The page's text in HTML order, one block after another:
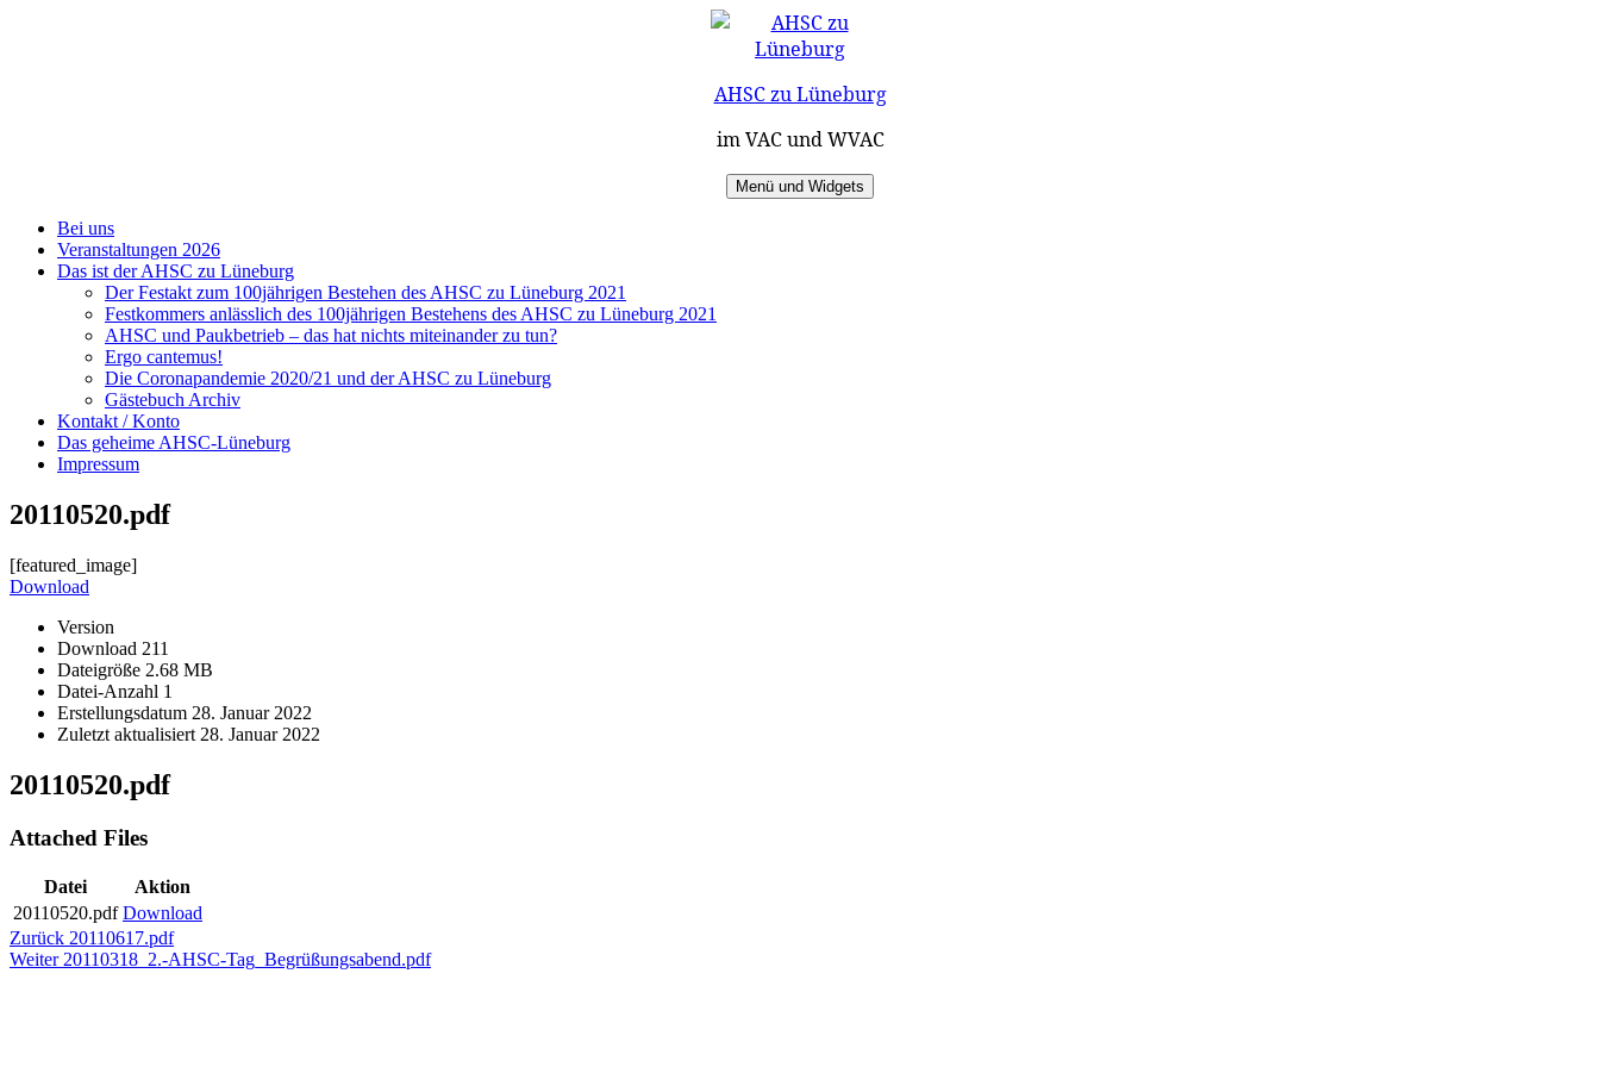
AHSC zu Lüneburg
im VAC und WVAC
Menü und Widgets
Bei uns
Veranstaltungen 2026
Das ist der AHSC zu Lüneburg
Der Festakt zum 100jährigen Bestehen des AHSC zu Lüneburg 2021
Festkommers anlässlich des 100jährigen Bestehens des AHSC zu Lüneburg 2021
AHSC und Paukbetrieb – das hat nichts miteinander zu tun?
Ergo cantemus!
Die Coronapandemie 2020/21 und der AHSC zu Lüneburg
Gästebuch Archiv
Kontakt / Konto
Das geheime AHSC-Lüneburg
Impressum
20110520.pdf
[featured_image]
Download
Version
Download 211
Dateigröße 2.68 MB
Datei-Anzahl 1
Erstellungsdatum 28. Januar 2022
Zuletzt aktualisiert 28. Januar 2022
20110520.pdf
Attached Files
Datei
Aktion
20110520.pdf Download
Beitragsnavigation
Zurück Vorheriger
Beitrag:
20110617.pdf
Weiter Nächster
20110318_2.-AHSC-Tag_Begrüßungsabend.pdf